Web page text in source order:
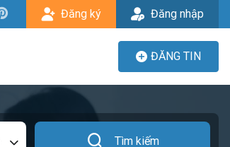
Đăng ký Đăng nhập
ĐĂNG TIN
Tìm kiếm